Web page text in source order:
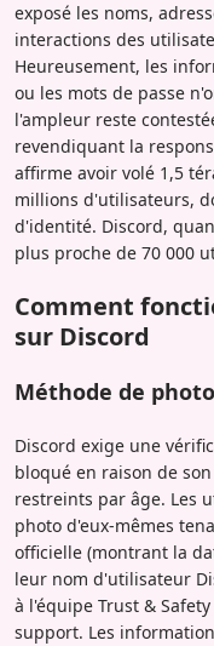
exposé les noms,
interactions des
Heureusement, les
ou les mots de passe
l'ampleur reste
revendiquant la
affirme avoir volé 1,5
millions d'utilisateurs,
d'identité. Discord,
plus proche de 70 000
Comment
sur Discord
Méthode de
Discord exige une
bloqué en raison de
restreints par âge. Les
photo d'eux-mêmes
officielle (montrant la
leur nom d'utilisateur
à l'équipe Trust &
support. Les